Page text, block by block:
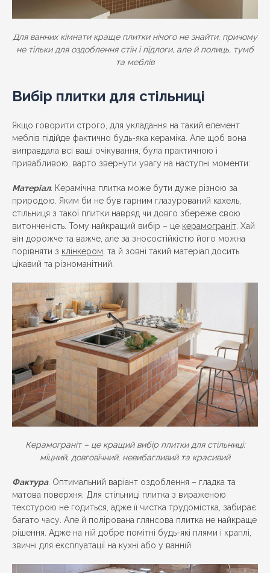
Для ванних кімнати краще плитки нічого не знайти, причому
не тільки для оздоблення стін і підлоги, але й полиць, тумб
та меблів
Вибір плитки для стільниці
Якщо говорити строго, для укладання на такий елемент
меблів підійде фактично будь-яка кераміка. Але щоб вона
виправдала всі ваші очікування, була практичною і
привабливою, варто звернути увагу на наступні моменти:
Матеріал. Керамічна плитка може бути дуже різною за
природою. Яким би не був гарним глазурований кахель,
стільниця з такої плитки навряд чи довго збереже свою
витонченість. Тому найкращий вибір – це керамограніт . Хай
він дорожче та важче, але за зносостійкістю його можна
порівняти з клінкером , та й зовні такий матеріал досить
цікавий та різноманітний.
Керамограніт – це кращий вибір плитки для стільниці:
міцний, довговічний, невибагливий та красивий
Фактура. Оптимальний варіант оздоблення – гладка та
матова поверхня. Для стільниці плитка з вираженою
текстурою не годиться, адже її чистка трудомістка, забирає
багато часу. Але й полірована глянсова плитка не найкраще
рішення. Адже на ній добре помітні будь-які плями і краплі,
звичні для експлуатації на кухні або у ванній.